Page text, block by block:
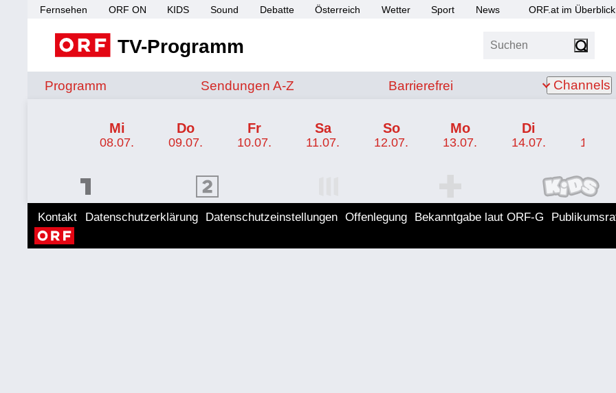
Fernsehen ORF ON KIDS Sound Debatte Österreich Wetter Sport News ORF.at im Überblick
TV-Programm Suchen
Programm Sendungen von A bis Z
Sendungen A-Z Barrierefrei
Barrierefrei Channels
Mi
08.07.
Do
09.07.
Fr
10.07.
Sa
11.07.
So
12.07.
Mo
13.07.
Di
14.07. 15.07.
ORF 2 Programm ORF KIDS Programm
Kontakt Datenschutzerklärung Datenschutzeinstellungen Offenlegung Bekanntgabe laut ORF-G